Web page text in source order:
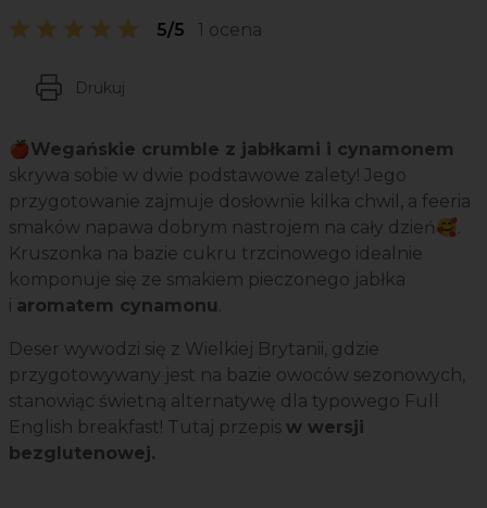
5/5 1 ocena
Drukuj
🍎Wegańskie crumble z jabłkami i cynamonem
skrywa sobie w dwie podstawowe zalety! Jego
przygotowanie zajmuje dosłownie kilka chwil, a feeria
smaków napawa dobrym nastrojem na cały dzień🥰.
Kruszonka na bazie cukru trzcinowego idealnie
komponuje się ze smakiem pieczonego jabłka
i aromatem cynamonu.
Deser wywodzi się z Wielkiej Brytanii, gdzie
przygotowywany jest na bazie owoców sezonowych,
stanowiąc świetną alternatywę dla typowego Full
English breakfast! Tutaj przepis w wersji
bezglutenowej.